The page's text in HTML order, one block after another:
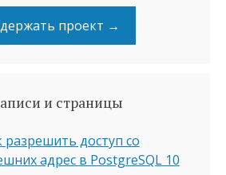
проект →
и страницы
разрешить доступ со
адрес в PostgreSQL 10